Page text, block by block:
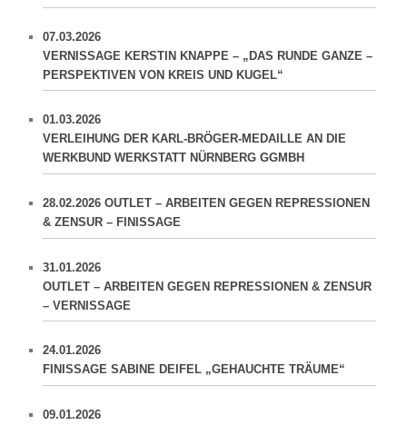
07.03.2026
VERNISSAGE KERSTIN KNAPPE – „DAS RUNDE GANZE –
PERSPEKTIVEN VON KREIS UND KUGEL“
01.03.2026
VERLEIHUNG DER KARL-BRÖGER-MEDAILLE AN DIE
WERKBUND WERKSTATT NÜRNBERG GGMBH
28.02.2026 OUTLET – ARBEITEN GEGEN REPRESSIONEN
& ZENSUR – FINISSAGE
31.01.2026
OUTLET – ARBEITEN GEGEN REPRESSIONEN & ZENSUR
– VERNISSAGE
24.01.2026
FINISSAGE SABINE DEIFEL „GEHAUCHTE TRÄUME“
09.01.2026